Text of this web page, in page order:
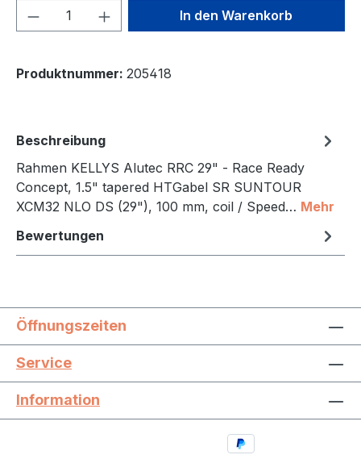
Produkt Anzahl: Gib denIn den Warenkorb
Produktnummer: 205418
Beschreibung
Rahmen KELLYS Alutec RRC 29" - Race Ready
Concept, 1.5" tapered HTGabel SR SUNTOUR
XCM32 NLO DS (29"), 100 mm, coil / Speed… Mehr
Bewertungen
Öffnungszeiten
Service
Information